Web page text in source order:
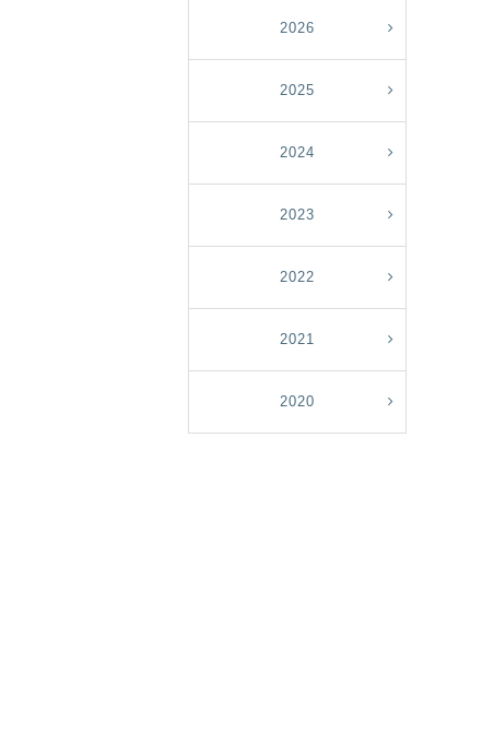
2026
2025
2024
2023
2022
2021
2020